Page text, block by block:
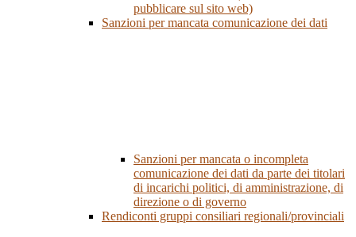
pubblicare sul sito web)
Sanzioni per mancata comunicazione dei dati
Sanzioni per mancata o incompleta
comunicazione dei dati da parte dei titolari
di incarichi politici, di amministrazione, di
direzione o di governo
Rendiconti gruppi consiliari regionali/provinciali